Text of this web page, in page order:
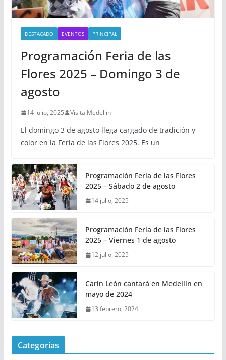
DESTACADO EVENTOS PRINCIPAL
Programación Feria de las
Flores 2025 – Domingo 3 de
agosto
14 julio, 2025 Visita Medellin
El domingo 3 de agosto llega cargado de tradición y
color en la Feria de las Flores 2025. Es un
Programación Feria de las Flores
2025 – Sábado 2 de agosto
14 julio, 2025
Programación Feria de las Flores
2025 – Viernes 1 de agosto
12 julio, 2025
Carin León cantará en Medellín en
mayo de 2024
13 febrero, 2024
Categorías